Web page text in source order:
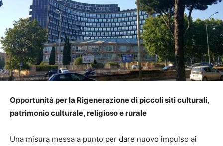
Opportunità per la Rigenerazione di piccoli siti culturali,
patrimonio culturale, religioso e rurale
Una misura messa a punto per dare nuovo impulso ai